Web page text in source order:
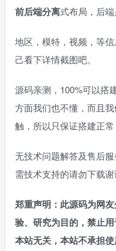
前后端分离式布局，后端
地区，模特，视频，等
己看下详情截图吧。
源码亲测，100%可以搭
方面我们也不懂，而且
触，所以只保证搭建正常
无技术问题解答及售后
需技术支持的请勿下载谢
郑重声明：此源码为网
验、研究为目的，禁止
本站无关，本站不承担